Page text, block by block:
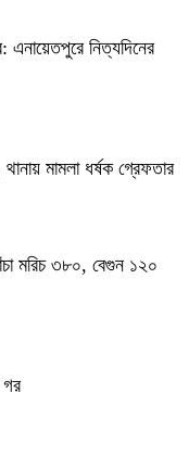
এনায়েতপুরে নিত্যদিনের
মামলা ধর্ষক গ্রেফতার
মরিচ ৩৮০, বেগুন ১২০
গর